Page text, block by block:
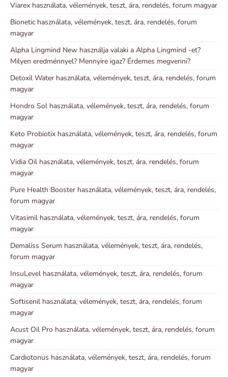
Viarex használata, vélemények, teszt, ára, rendelés, forum magyar
Bionetic használata, vélemények, teszt, ára, rendelés, forum
magyar
Alpha Lingmind New használja valaki a Alpha Lingmind -et?
Milyen eredménnyel? Mennyire igaz? Érdemes megvenni?
Detoxil Water használata, vélemények, teszt, ára, rendelés, forum
magyar
Hondro Sol használata, vélemények, teszt, ára, rendelés, forum
magyar
Keto Probiotix használata, vélemények, teszt, ára, rendelés, forum
magyar
Vidia Oil használata, vélemények, teszt, ára, rendelés, forum
magyar
Pure Health Booster használata, vélemények, teszt, ára, rendelés,
forum magyar
Vitasimil használata, vélemények, teszt, ára, rendelés, forum
magyar
Demaliss Serum használata, vélemények, teszt, ára, rendelés,
forum magyar
InsuLevel használata, vélemények, teszt, ára, rendelés, forum
magyar
Softisenil használata, vélemények, teszt, ára, rendelés, forum
magyar
Acust Oil Pro használata, vélemények, teszt, ára, rendelés, forum
magyar
Cardiotonus használata, vélemények, teszt, ára, rendelés, forum
magyar